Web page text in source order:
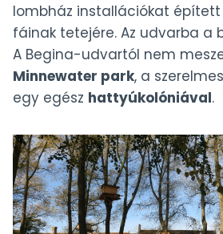
lombház installációkat
fáinak tetejére. Az udvarba a
A Begina-udvartól nem
Minnewater park, a
egy egész hattyúkolóniával.